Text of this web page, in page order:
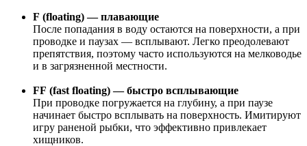
F (floating) — плавающие
После попадания в воду остаются на поверхности, а при
проводке и паузах — всплывают. Легко преодолевают
препятствия, поэтому часто используются на мелководье
и в загрязненной местности.
FF (fast floating) — быстро всплывающие
При проводке погружается на глубину, а при паузе
начинает быстро всплывать на поверхность. Имитируют
игру раненой рыбки, что эффективно привлекает
хищников.